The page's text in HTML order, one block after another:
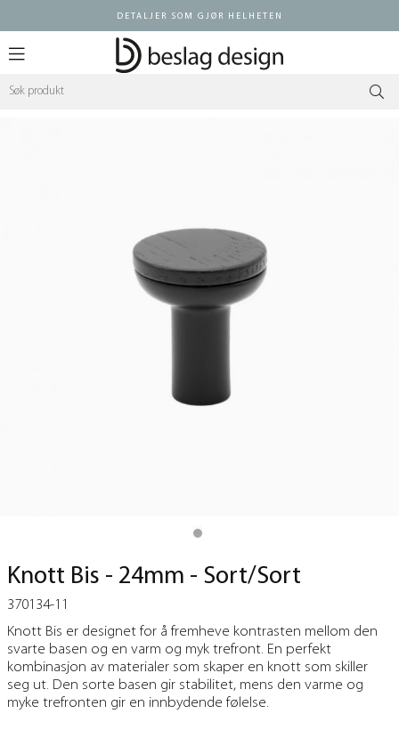
DETALJER SOM GJØR HELHETEN
Knott Bis - 24mm - Sort/Sort
370134-11
Knott Bis er designet for å fremheve kontrasten mellom den
svarte basen og en varm og myk trefront. En perfekt
kombinasjon av materialer som skaper en knott som skiller
seg ut. Den sorte basen gir stabilitet, mens den varme og
myke trefronten gir en innbydende følelse.